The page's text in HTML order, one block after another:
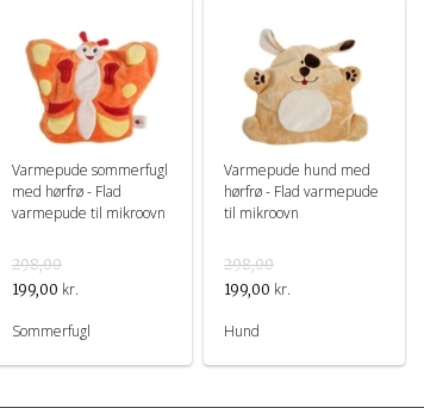
Varmepude sommerfugl
med hørfrø - Flad
varmepude til mikroovn
298,00
199,00 kr.
Sommerfugl
Varmepude hund med
hørfrø - Flad varmepude
til mikroovn
298,00
199,00 kr.
Hund